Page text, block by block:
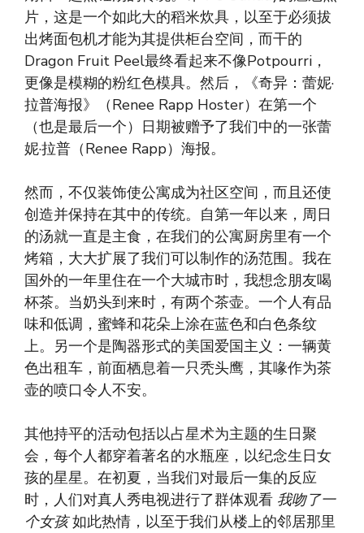
片，这是一个如此大的稻米炊具，以至于必须拔
出烤面包机才能为其提供柜台空间，而干的
Dragon Fruit Peel最终看起来不像Potpourri，
更像是模糊的粉红色模具。然后，《奇异：蕾妮·
拉普海报》（Renee Rapp Hoster）在第一个
（也是最后一个）日期被赠予了我们中的一张蕾
妮·拉普（Renee Rapp）海报。
然而，不仅装饰使公寓成为社区空间，而且还使
创造并保持在其中的传统。自第一年以来，周日
的汤就一直是主食，在我们的公寓厨房里有一个
烤箱，大大扩展了我们可以制作的汤范围。我在
国外的一年里住在一个大城市时，我想念朋友喝
杯茶。当奶头到来时，有两个茶壶。一个人有品
味和低调，蜜蜂和花朵上涂在蓝色和白色条纹
上。另一个是陶器形式的美国爱国主义：一辆黄
色出租车，前面栖息着一只秃头鹰，其喙作为茶
壶的喷口令人不安。
其他持平的活动包括以占星术为主题的生日聚
会，每个人都穿着著名的水瓶座，以纪念生日女
孩的星星。在初夏，当我们对最后一集的反应
时，人们对真人秀电视进行了群体观看 我吻了一
个女孩如此热情，以至于我们从楼上的邻居那里